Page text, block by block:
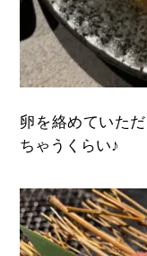
卵を絡めていた
ちゃうくらい♪